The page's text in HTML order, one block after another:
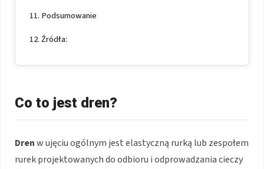
Podsumowanie
Źródła:
Co to jest dren?
Drenw ujęciu ogólnym jest elastyczną rurką lub zespołem
rurek projektowanych do odbioru i odprowadzania cieczy